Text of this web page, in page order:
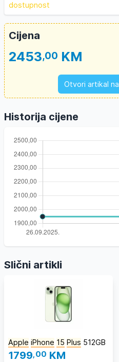
dostupnost
Cijena
2453,00 KM
Otvori artikal na
Historija cijene
Slični artikli
Apple iPhone 15 Plus 512GB
1799,00 KM